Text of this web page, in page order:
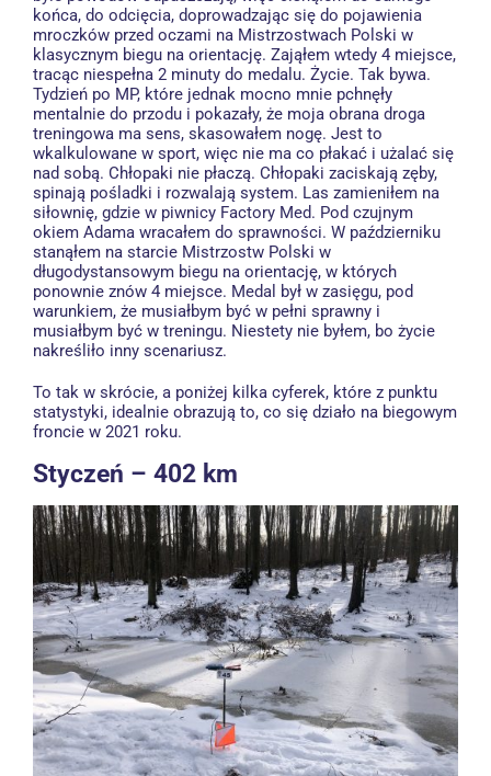
końca, do odcięcia, doprowadzając się do pojawienia
mroczków przed oczami na Mistrzostwach Polski w
klasycznym biegu na orientację. Zająłem wtedy 4 miejsce,
tracąc niespełna 2 minuty do medalu. Życie. Tak bywa.
Tydzień po MP, które jednak mocno mnie pchnęły
mentalnie do przodu i pokazały, że moja obrana droga
treningowa ma sens, skasowałem nogę. Jest to
wkalkulowane w sport, więc nie ma co płakać i użalać się
nad sobą. Chłopaki nie płaczą. Chłopaki zaciskają zęby,
spinają pośladki i rozwalają system. Las zamieniłem na
siłownię, gdzie w piwnicy Factory Med. Pod czujnym
okiem Adama wracałem do sprawności. W październiku
stanąłem na starcie Mistrzostw Polski w
długodystansowym biegu na orientację, w których
ponownie znów 4 miejsce. Medal był w zasięgu, pod
warunkiem, że musiałbym być w pełni sprawny i
musiałbym być w treningu. Niestety nie byłem, bo życie
nakreśliło inny scenariusz.
To tak w skrócie, a poniżej kilka cyferek, które z punktu
statystyki, idealnie obrazują to, co się działo na biegowym
froncie w 2021 roku.
Styczeń – 402 km